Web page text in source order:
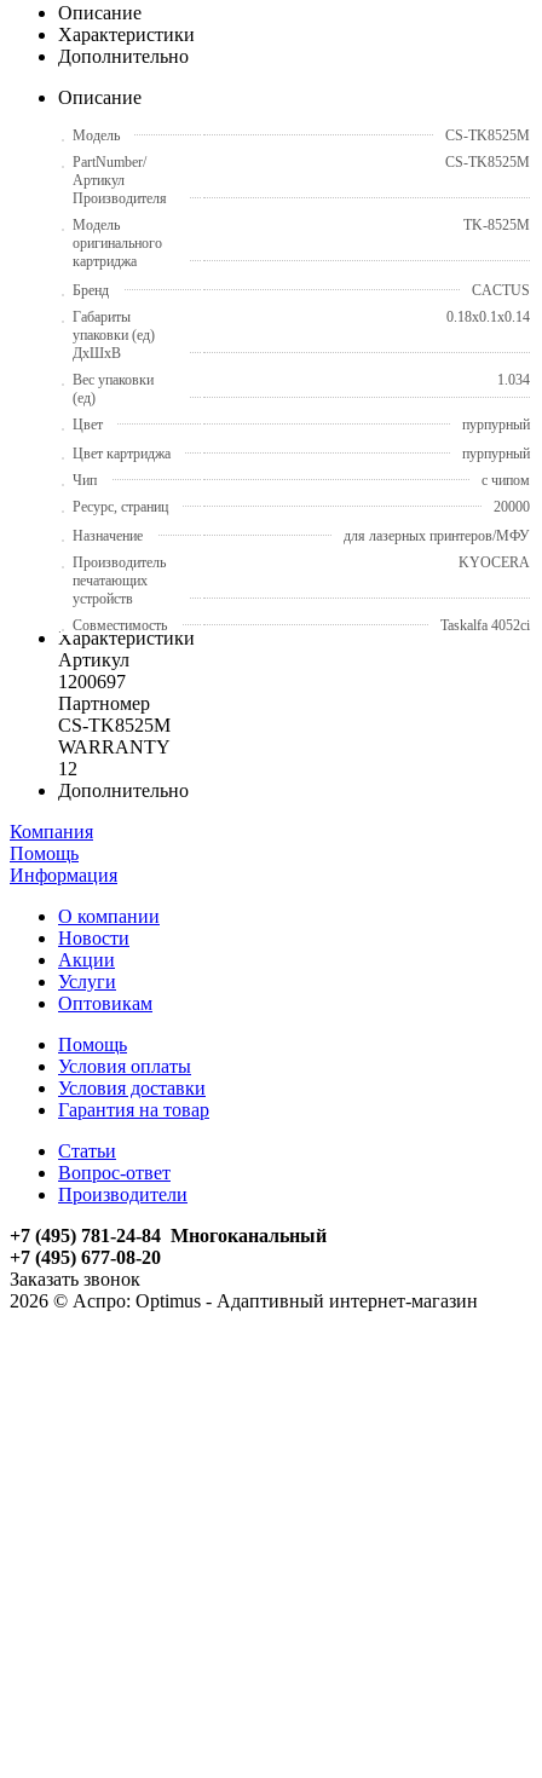
Описание
Характеристики
Дополнительно
Описание
Модель
CS-TK8525M
PartNumber/
Артикул
Производителя
CS-TK8525M
Модель
оригинального
картриджа
TK-8525M
Бренд
CACTUS
Габариты
упаковки (ед)
ДхШхВ
0.18x0.1x0.14
Вес упаковки
(ед)
1.034
Цвет
пурпурный
Цвет картриджа
пурпурный
Чип
с чипом
Ресурс, страниц
20000
Назначение
для лазерных принтеров/МФУ
Производитель
печатающих
устройств
KYOCERA
Совместимость Taskalfa 4052ci
Характеристики
Артикул
1200697
Партномер
CS-TK8525M
WARRANTY
12
Дополнительно
Компания
Помощь
Информация
О компании
Новости
Акции
Услуги
Оптовикам
Помощь
Условия оплаты
Условия доставки
Гарантия на товар
Статьи
Вопрос-ответ
Производители
+7 (495) 781-24-84 Многоканальный
+7 (495) 677-08-20
Заказать звонок
2026 © Аспро: Optimus - Адаптивный интернет-магазин